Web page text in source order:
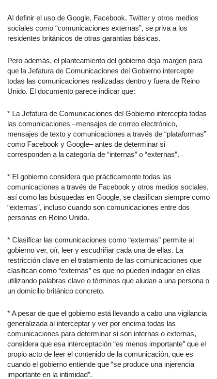
Al definir el uso de Google, Facebook, Twitter y otros medios
sociales como “comunicaciones externas”, se priva a los
residentes británicos de otras garantías básicas.
Pero además, el planteamiento del gobierno deja margen para
que la Jefatura de Comunicaciones del Gobierno intercepte
todas las comunicaciones realizadas dentro y fuera de Reino
Unido. El documento parece indicar que:
* La Jefatura de Comunicaciones del Gobierno intercepta todas
las comunicaciones –mensajes de correo electrónico,
mensajes de texto y comunicaciones a través de “plataformas”
como Facebook y Google– antes de determinar si
corresponden a la categoría de “internas” o “externas”.
* El gobierno considera que prácticamente todas las
comunicaciones a través de Facebook y otros medios sociales,
así como las búsquedas en Google, se clasifican siempre como
“externas”, incluso cuando son comunicaciones entre dos
personas en Reino Unido.
* Clasificar las comunicaciones como “externas” permite al
gobierno ver, oír, leer y escudriñar cada una de ellas. La
restricción clave en el tratamiento de las comunicaciones que
clasifican como “externas” es que no pueden indagar en ellas
utilizando palabras clave o términos que aludan a una persona o
un domicilio británico concreto.
* A pesar de que el gobierno está llevando a cabo una vigilancia
generalizada al interceptar y ver por encima todas las
comunicaciones para determinar si son internas o externas,
considera que esa interceptación “es menos importante” que el
propio acto de leer el contenido de la comunicación, que es
cuando el gobierno entiende que “se produce una injerencia
importante en la intimidad”.